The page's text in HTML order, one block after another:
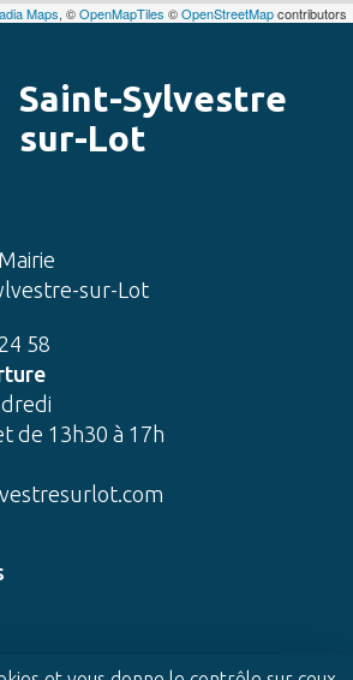
Saint-Sylvestre
sur-Lot
sur-Lot
58
de 13h30 à 17h
Maps, ©OpenMapTiles ©OpenStreetMapcontributors